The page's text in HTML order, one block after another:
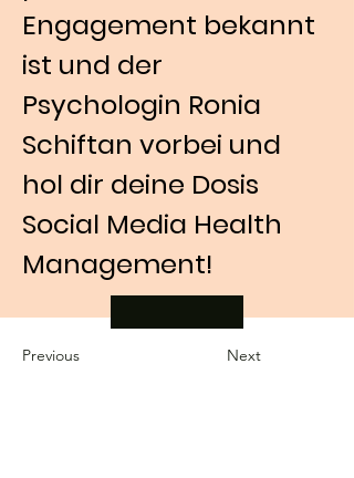
Engagement bekannt
ist und der
Psychologin Ronia
Schiftan vorbei und
hol dir deine Dosis
Social Media Health
Management!
Previous Next